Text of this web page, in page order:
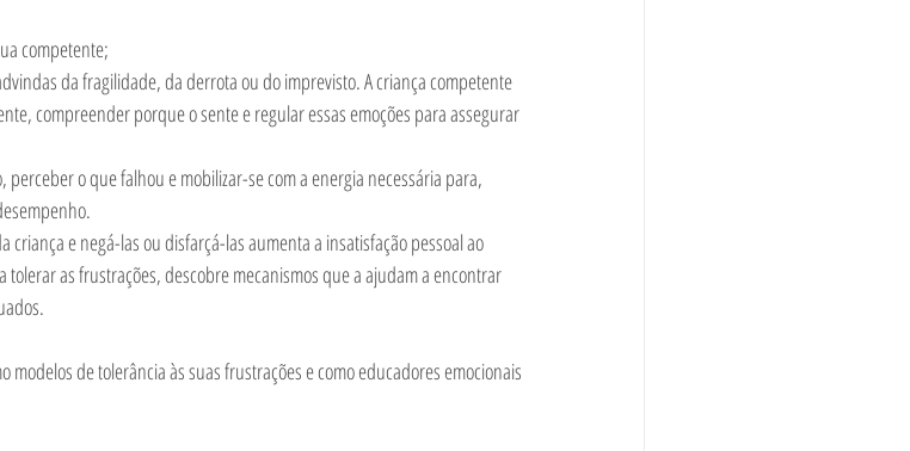
competente;
da fragilidade, da derrota ou do imprevisto. A criança competente
compreender porque o sente e regular essas emoções para assegurar
o que falhou e mobilizar-se com a energia necessária para,
criança e negá-las ou disfarçá-las aumenta a insatisfação pessoal ao
as frustrações, descobre mecanismos que a ajudam a encontrar
modelos de tolerância às suas frustrações e como educadores emocionais